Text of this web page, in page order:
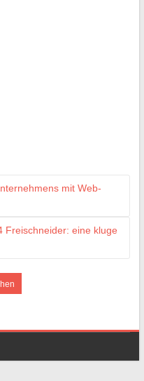
mit Web-
Freischneider: eine kluge